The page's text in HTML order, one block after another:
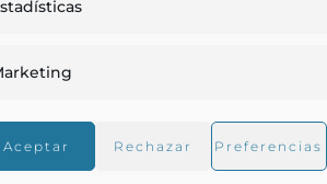
Aceptar Rechazar Preferencias